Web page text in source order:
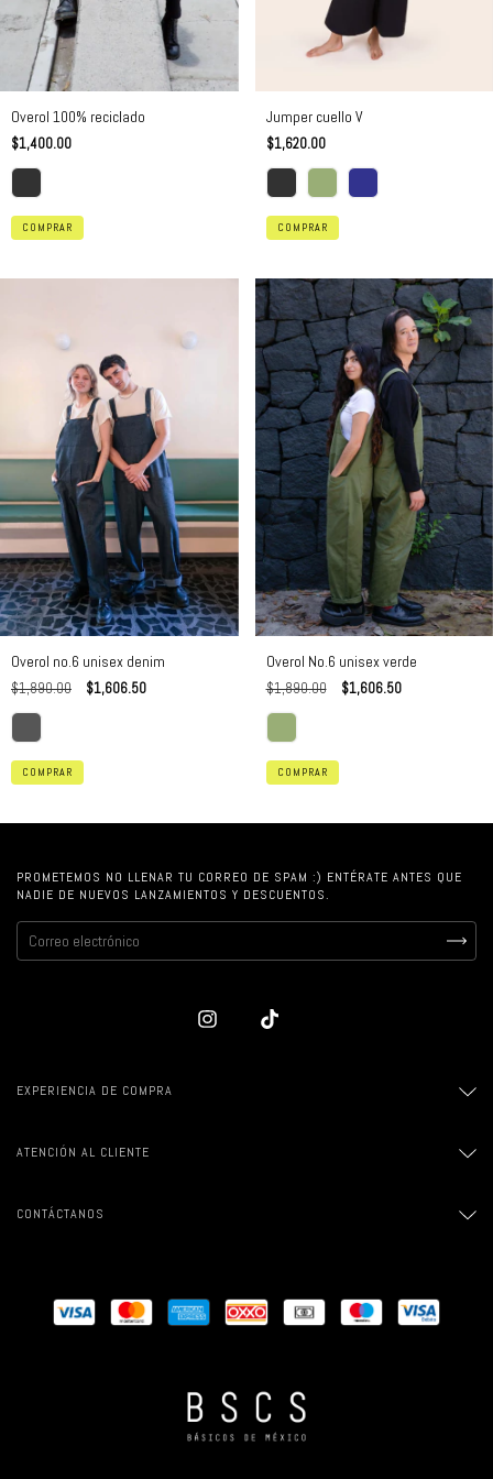
Overol 100% reciclado
$1,400.00
COMPRAR
Jumper cuello V
$1,620.00
COMPRAR
Overol no.6 unisex denim
$1,890.00 $1,606.50
COMPRAR
Overol No.6 unisex verde
$1,890.00 $1,606.50
COMPRAR
PROMETEMOS NO LLENAR TU CORREO DE SPAM :) ENTÉRATE ANTES QUE
NADIE DE NUEVOS LANZAMIENTOS Y DESCUENTOS.
EXPERIENCIA DE COMPRA
ATENCIÓN AL CLIENTE
CONTÁCTANOS